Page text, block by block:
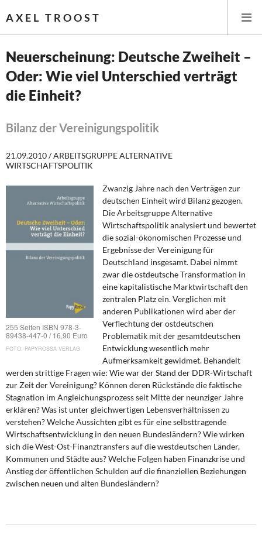
AXEL TROOST
Startseite
Leitlinien linker Wirtschafts- und Finanzpolitik
Wirtschaftspolitik
Steuer- und Finanzpolitik
Öffentliche Infrastruktur und Daseinsvorsorge
Eurokrise und Griechenland
Memo-Gruppe
Institut Solidarische Moderne
Rosa-Luxemburg-Stiftung
Über mich
Kontakt
Neuerscheinung: Deutsche Zweiheit –
Oder: Wie viel Unterschied verträgt
die Einheit?
Bilanz der Vereinigungspolitik
21.09.2010 / ARBEITSGRUPPE ALTERNATIVE
WIRTSCHAFTSPOLITIK
255 Seiten ISBN 978-3-
89438-447-0 / 16,90 Euro
PAPYROSSA VERLAG
Zwanzig Jahre nach den Verträgen zur
deutschen Einheit wird Bilanz gezogen.
Die Arbeitsgruppe Alternative
Wirtschaftspolitik analysiert und bewertet
die sozial-ökonomischen Prozesse und
Ergebnisse der Vereinigung für
Deutschland insgesamt. Dabei nimmt
zwar die ostdeutsche Transformation in
eine kapitalistische Marktwirtschaft den
zentralen Platz ein. Verglichen mit
anderen Publikationen wird aber der
Verflechtung der ostdeutschen
Problematik mit der gesamtdeutschen
Entwicklung wesentlich mehr
Aufmerksamkeit gewidmet. Behandelt
werden strittige Fragen wie: Wie war der Stand der DDR-Wirtschaft
zur Zeit der Vereinigung? Können deren Rückstände die faktische
Stagnation im Angleichungsprozess seit Mitte der neunziger Jahre
erklären? Was ist unter gleichwertigen Lebensverhältnissen zu
verstehen? Welche Aussichten gibt es für eine selbsttragende
Wirtschaftsentwicklung in den neuen Bundesländern? Wie wirken
sich die West-Ost-Finanztransfers auf die westdeutschen Länder,
Kommunen und Städte aus? Welche Folgen haben Finanzkrise und
Anstieg der öffentlichen Schulden auf die finanziellen Beziehungen
zwischen neuen und alten Bundesländern?